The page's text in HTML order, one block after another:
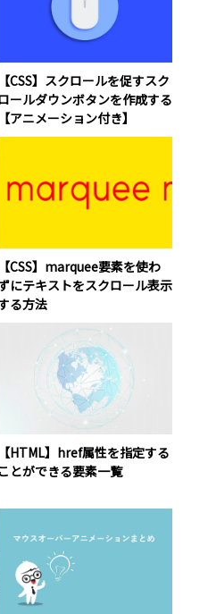
【CSS】スクロールを促すスク
ールダウンボタンを作成する
【アニメーション付き】
【CSS】marquee要素を使わ
にテキストをスクロール表示
る方法
【HTML】href属性を指定する
ことができる要素一覧